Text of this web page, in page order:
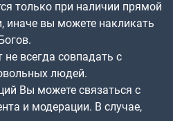
только при наличии прямой
иначе вы можете накликать
всегда совпадать с
людей.
Вы можете связаться с
и модерации. В случае,